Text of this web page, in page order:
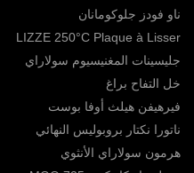
ناو فودز جلوكومانان
LIZZE 250°C Plaque à Lisser
جليسينات المغنيسيوم سولاراي
خل التفاح براغ
فيرهيفن هيلث أوفا بوست
ناتورا نكتار بروبوليس النهائي
هرمون سولاراي الأنثوي